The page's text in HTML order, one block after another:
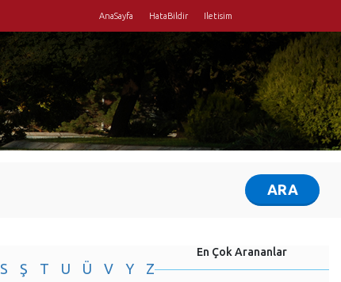
AnaSayfa HataBildir Iletisim
S Ş T U Ü V Y Z
En Çok Arananlar